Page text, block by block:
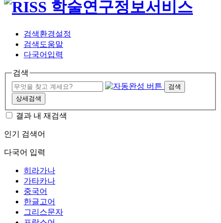
검색환경설정
검색도움말
다국어입력
검색
검색
상세검색
결과 내 재검색
인기 검색어
다국어 입력
히라가나
가타카나
중국어
한글고어
그리스문자